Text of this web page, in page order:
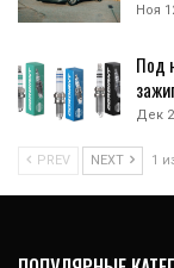
Ноя
Под
Дек
PREV NEXT 1